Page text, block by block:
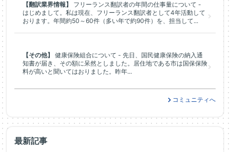
最新記事
【翻訳業界情報】
フリーランス翻訳者の年間の仕事量について -
はじめまして。私は現在、フリーランス翻訳者として4年活動して
おります。年間約50～60件（多い年で約90件）を、担当して...
【その他】
健康保険組合について - 先日、国民健康保険の納入通
知書が届き、その額に呆然としました。居住地である市は国保保険
料が高いと聞いてはおりました。昨年...
コミュニティへ